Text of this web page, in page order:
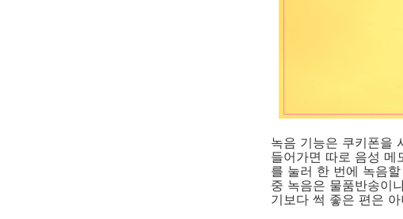
녹음 기능은 쿠키폰을
들어가면 따로 음성 메
를 눌러 한 번에 녹음
중 녹음은 물품반송이
기보다 썩 좋은 편은